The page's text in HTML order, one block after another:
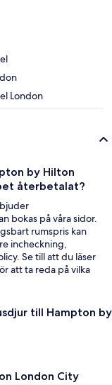
London
by Hilton
återbetalat?
bokas på våra sidor.
rumspris kan
incheckning,
Se till att du läser
att ta reda på vilka
till Hampton by
London City